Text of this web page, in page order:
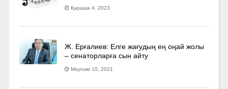
Қараша 4, 2023
Ж. Ерғалиев: Елге жағудың ең оңай жолы
– сенаторларға сын айту
Маусым 10, 2021